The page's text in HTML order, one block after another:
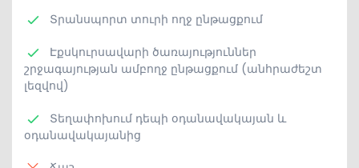
Տրանսպորտ տուրի ողջ ընթացքում
Էքսկուրսավարի ծառայություններ
շրջագայության ամբողջ ընթացքում (անհրաժեշտ
լեզվով)
Տեղափոխում դեպի օդանավակայան և
օդանավակայանից